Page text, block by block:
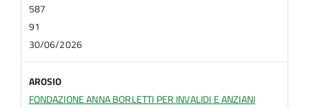
587
91
30/06/2026
AROSIO
FONDAZIONE ANNA BORLETTI PER INVALIDI E ANZIANI